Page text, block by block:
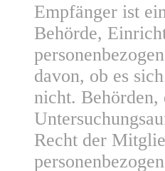
Empfänger ist
Behörde,
davon, ob es
nicht. Behörden,
Recht der